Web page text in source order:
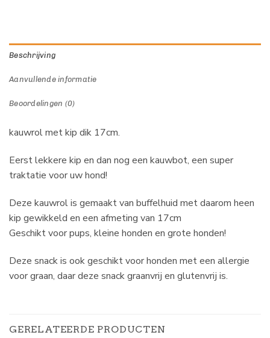
Beschrijving
Aanvullende informatie
Beoordelingen (0)
kauwrol met kip dik 17cm.
Eerst lekkere kip en dan nog een kauwbot, een super
traktatie voor uw hond!
Deze kauwrol is gemaakt van buffelhuid met daarom heen
kip gewikkeld en een afmeting van 17cm
Geschikt voor pups, kleine honden en grote honden!
Deze snack is ook geschikt voor honden met een allergie
voor graan, daar deze snack graanvrij en glutenvrij is.
GERELATEERDE PRODUCTEN